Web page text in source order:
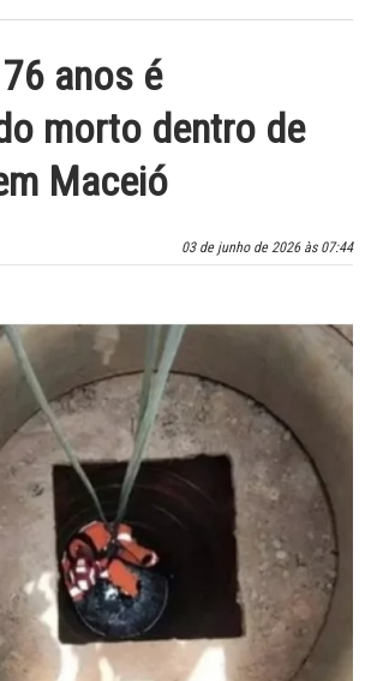
anos é
morto dentro de
Maceió
03 de junho de 2026 às 07:44